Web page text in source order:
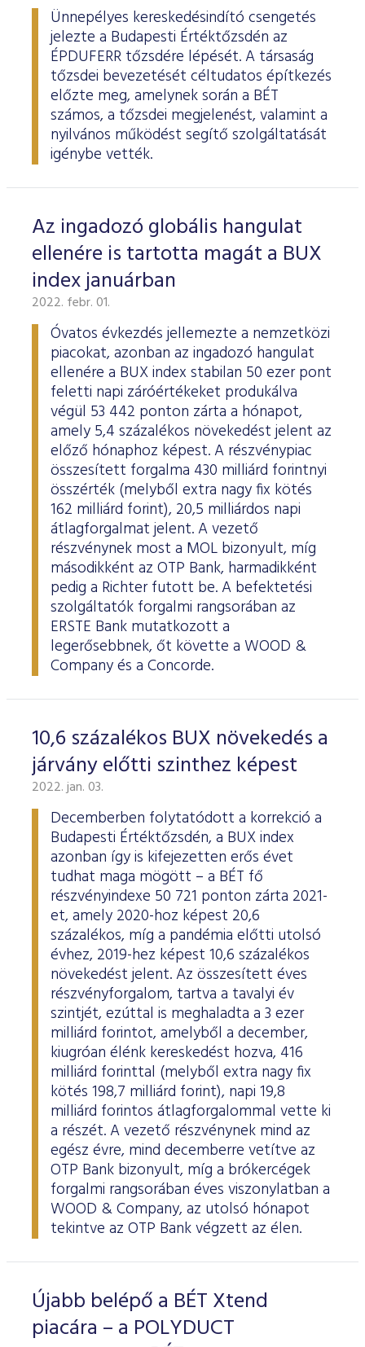
Ünnepélyes kereskedésindító csengetés
jelezte a Budapesti Értéktőzsdén az
ÉPDUFERR tőzsdére lépését. A társaság
tőzsdei bevezetését céltudatos építkezés
előzte meg, amelynek során a BÉT
számos, a tőzsdei megjelenést, valamint a
nyilvános működést segítő szolgáltatását
igénybe vették.
Az ingadozó globális hangulat
ellenére is tartotta magát a BUX
index januárban
2022. febr. 01.
Óvatos évkezdés jellemezte a nemzetközi
piacokat, azonban az ingadozó hangulat
ellenére a BUX index stabilan 50 ezer pont
feletti napi záróértékeket produkálva
végül 53 442 ponton zárta a hónapot,
amely 5,4 százalékos növekedést jelent az
előző hónaphoz képest. A részvénypiac
összesített forgalma 430 milliárd forintnyi
összérték (melyből extra nagy fix kötés
162 milliárd forint), 20,5 milliárdos napi
átlagforgalmat jelent. A vezető
részvénynek most a MOL bizonyult, míg
másodikként az OTP Bank, harmadikként
pedig a Richter futott be. A befektetési
szolgáltatók forgalmi rangsorában az
ERSTE Bank mutatkozott a
legerősebbnek, őt követte a WOOD &
Company és a Concorde.
10,6 százalékos BUX növekedés a
járvány előtti szinthez képest
2022. jan. 03.
Decemberben folytatódott a korrekció a
Budapesti Értéktőzsdén, a BUX index
azonban így is kifejezetten erős évet
tudhat maga mögött – a BÉT fő
részvényindexe 50 721 ponton zárta 2021-
et, amely 2020-hoz képest 20,6
százalékos, míg a pandémia előtti utolsó
évhez, 2019-hez képest 10,6 százalékos
növekedést jelent. Az összesített éves
részvényforgalom, tartva a tavalyi év
szintjét, ezúttal is meghaladta a 3 ezer
milliárd forintot, amelyből a december,
kiugróan élénk kereskedést hozva, 416
milliárd forinttal (melyből extra nagy fix
kötés 198,7 milliárd forint), napi 19,8
milliárd forintos átlagforgalommal vette ki
a részét. A vezető részvénynek mind az
egész évre, mind decemberre vetítve az
OTP Bank bizonyult, míg a brókercégek
forgalmi rangsorában éves viszonylatban a
WOOD & Company, az utolsó hónapot
tekintve az OTP Bank végzett az élen.
Újabb belépő a BÉT Xtend
piacára – a POLYDUCT